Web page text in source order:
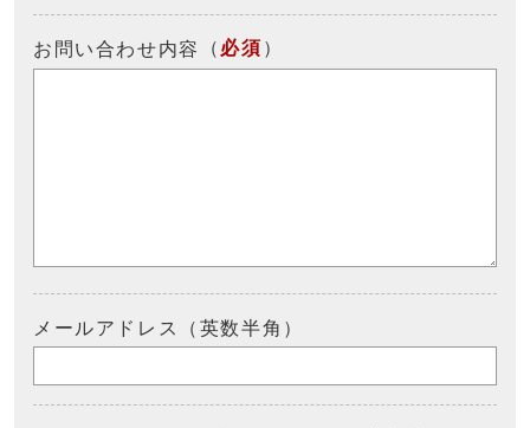
お問い合わせ内容 （ 必須 ）
メールアドレス（英数半角）